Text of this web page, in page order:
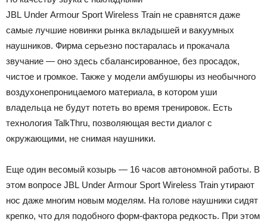
JBL Under Armour Sport Wireless Train не сравнятся даже
самые лучшие новинки рынка вкладышей и вакуумных
наушников. Фирма серьезно постаралась и прокачала
звучание — оно здесь сбалансированное, без просадок,
чистое и громкое. Также у модели амбушюры из необычного
воздухонепроницаемого материала, в котором уши
владельца не будут потеть во время тренировок. Есть
технология TalkThru, позволяющая вести диалог с
окружающими, не снимая наушники.
Еще один весомый козырь — 16 часов автономной работы. В
этом вопросе JBL Under Armour Sport Wireless Train утирают
нос даже многим новым моделям. На голове наушники сидят
крепко, что для подобного форм-фактора редкость. При этом